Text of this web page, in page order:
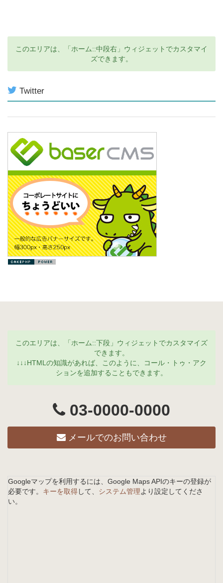
このエリアは、「ホーム::中段右」ウィジェットでカスタマイ
ズできます。
Twitter
このエリアは、「ホーム::下段」ウィジェットでカスタマイズ
できます。
↓↓↓HTMLの知識があれば、このように、コール・トゥ・アク
ションを追加することもできます。
03-0000-0000
メールでのお問い合わせ
Googleマップを利用するには、Google Maps APIのキーの登録が
必要です。 キーを取得して、 システム管理より設定してくださ
い。